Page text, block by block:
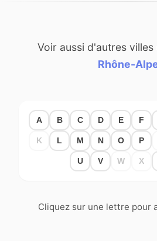
Voir aussi d'autres villes
Rhône-
A B C D E F
K L M N O P
U V W X
Cliquez sur une lettre pour